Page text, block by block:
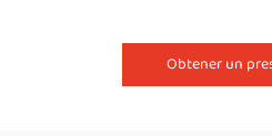
Obtener un